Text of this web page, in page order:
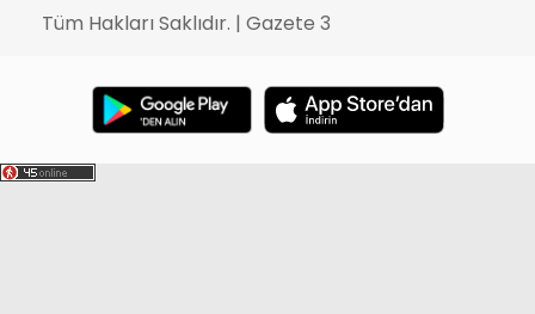
Tüm Hakları Saklıdır. | Gazete 3